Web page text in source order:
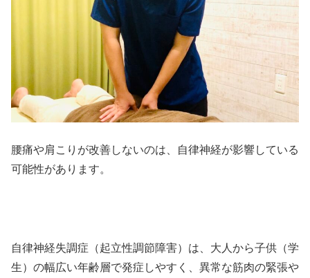
腰痛や肩こりが改善しないのは、自律神経が影響している
可能性があります。
自律神経失調症（起立性調節障害）は、大人から子供（学
生）の幅広い年齢層で発症しやすく、異常な筋肉の緊張や